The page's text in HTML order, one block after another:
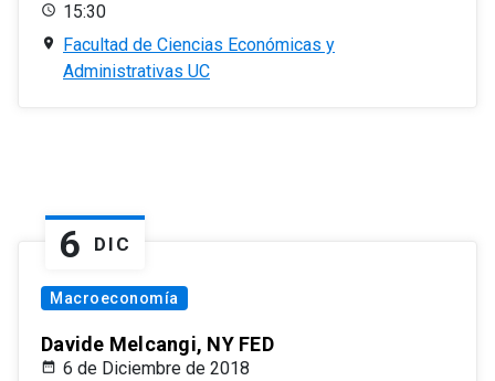
15:30
Facultad de Ciencias Económicas y
Administrativas UC
6 DIC
Macroeconomía
Davide Melcangi, NY FED
6 de Diciembre de 2018